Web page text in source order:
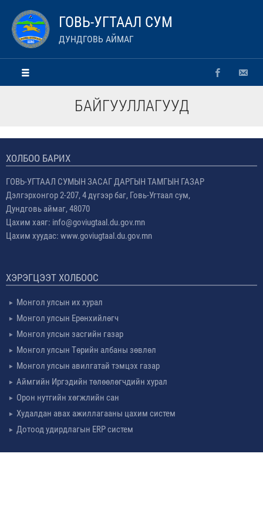
ГОВЬ-УГТААЛ СУМ
ДУНДГОВЬ АЙМАГ
БАЙГУУЛЛАГУУД
ХОЛБОО БАРИХ
ГОВЬ-УГТААЛ СУМЫН ЗАСАГ ДАРГЫН ТАМГЫН ГАЗАР
Дэлгэрхонгор 2-207, 4 дүгээр баг, Говь-Угтаал сум,
Дундговь аймаг, 48070
Цахим хаяг: info@goviugtaal.du.gov.mn
Цахим хуудас: www.goviugtaal.du.gov.mn
ХЭРЭГЦЭЭТ ХОЛБООС
Монгол улсын их хурал
Монгол улсын Ерөнхийлөгч
Монгол улсын засгийн газар
Монгол улсын Төрийн албаны зөвлөл
Монгол улсын авилгатай тэмцэх газар
Аймгийн Иргэдийн төлөөлөгчдийн хурал
Орон нутгийн хөгжлийн сан
Худалдан авах ажиллагааны цахим систем
Дотоод удирдлагын ERP систем